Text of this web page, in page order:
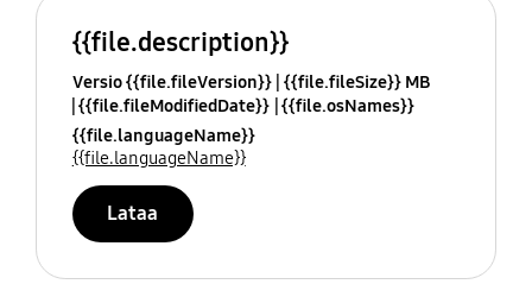
{{file.description}}
Versio {{file.fileVersion}} {{file.fileSize}} MB
{{file.fileModifiedDate}} {{file.osNames}}
{{file.languageName}}
{{file.languageName}}
Lataa